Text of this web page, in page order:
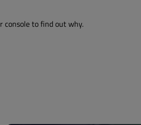
to find out why.